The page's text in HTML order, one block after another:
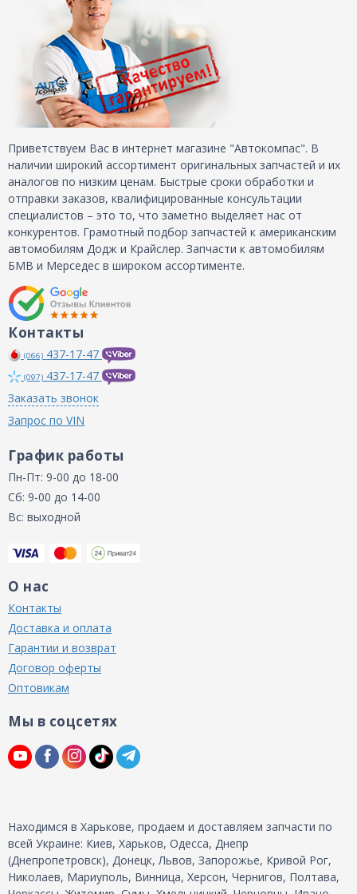
Приветствуем Вас в интернет магазине "Автокомпас". В
наличии широкий ассортимент оригинальных запчастей и их
аналогов по низким ценам. Быстрые сроки обработки и
отправки заказов, квалифицированные консультации
специалистов – это то, что заметно выделяет нас от
конкурентов. Грамотный подбор запчастей к американским
автомобилям Додж и Крайслер. Запчасти к автомобилям
БМВ и Мерседес в широком ассортименте.
Контакты
(066) 437-17-47
(097) 437-17-47
Заказать звонок
Запрос по VIN
График работы
Пн-Пт: 9-00 до 18-00
Сб: 9-00 до 14-00
Вс: выходной
О нас
Контакты
Доставка и оплата
Гарантии и возврат
Договор оферты
Оптовикам
Мы в соцсетях
Находимся в Харькове, продаем и доставляем запчасти по
всей Украине: Киев, Харьков, Одесса, Днепр
(Днепропетровск), Донецк, Львов, Запорожье, Кривой Рог,
Николаев, Мариуполь, Винница, Херсон, Чернигов, Полтава,